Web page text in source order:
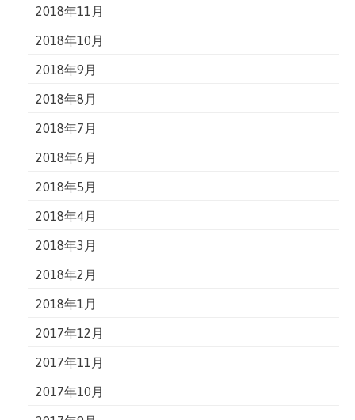
2018年11月
2018年10月
2018年9月
2018年8月
2018年7月
2018年6月
2018年5月
2018年4月
2018年3月
2018年2月
2018年1月
2017年12月
2017年11月
2017年10月